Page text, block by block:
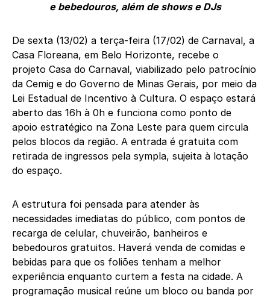
e bebedouros, além de shows e DJs
De sexta (13/02) a terça-feira (17/02) de Carnaval, a
Casa Floreana, em Belo Horizonte, recebe o
projeto Casa do Carnaval, viabilizado pelo patrocínio
da Cemig e do Governo de Minas Gerais, por meio da
Lei Estadual de Incentivo à Cultura. O espaço estará
aberto das 16h à 0h e funciona como ponto de
apoio estratégico na Zona Leste para quem circula
pelos blocos da região. A entrada é gratuita com
retirada de ingressos pela sympla, sujeita à lotação
do espaço.
A estrutura foi pensada para atender às
necessidades imediatas do público, com pontos de
recarga de celular, chuveirão, banheiros e
bebedouros gratuitos. Haverá venda de comidas e
bebidas para que os foliões tenham a melhor
experiência enquanto curtem a festa na cidade. A
programação musical reúne um bloco ou banda por